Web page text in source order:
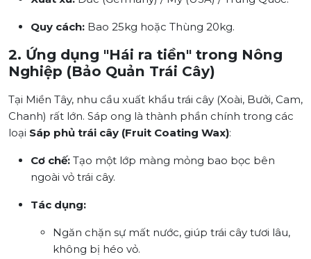
Quy cách: Bao 25kg hoặc Thùng 20kg.
2. Ứng dụng "Hái ra tiền" trong Nông
Nghiệp (Bảo Quản Trái Cây)
Tại Miền Tây, nhu cầu xuất khẩu trái cây (Xoài, Bưởi, Cam,
Chanh) rất lớn. Sáp ong là thành phần chính trong các
loại Sáp phủ trái cây (Fruit Coating Wax):
Cơ chế: Tạo một lớp màng mỏng bao bọc bên
ngoài vỏ trái cây.
Tác dụng:
Ngăn chặn sự mất nước, giúp trái cây tươi lâu,
không bị héo vỏ.